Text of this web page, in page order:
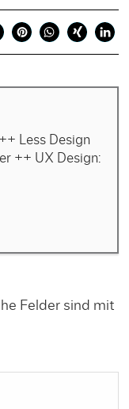
Less Design
++ UX Design:
Felder sind mit